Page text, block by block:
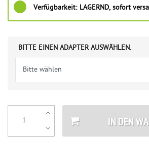
Verfügbarkeit: LAGERND, sofort
BITTE EINEN ADAPTER AUSWÄHLEN.
IN DEN